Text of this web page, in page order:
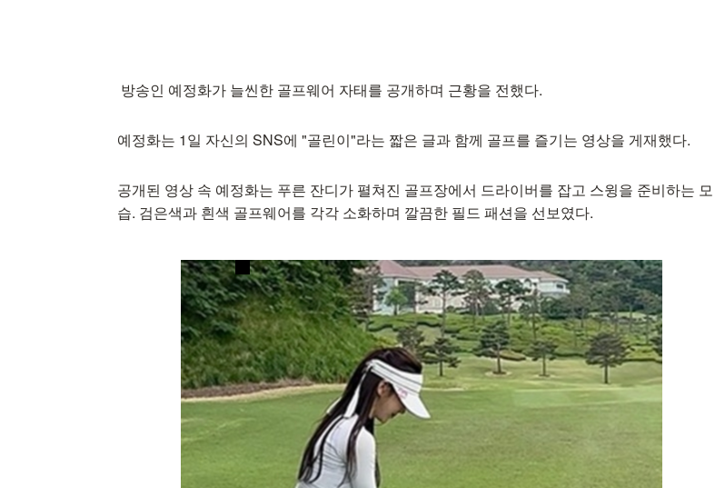
방송인 예정화가 늘씬한 골프웨어 자태를 공개하며 근황을 전했다.
예정화는 1일 자신의 SNS에 "골린이"라는 짧은 글과 함께 골프를 즐기는 영상을 게재했다.
공개된 영상 속 예정화는 푸른 잔디가 펼쳐진 골프장에서 드라이버를 잡고 스윙을 준비하는 모
습. 검은색과 흰색 골프웨어를 각각 소화하며 깔끔한 필드 패션을 선보였다.